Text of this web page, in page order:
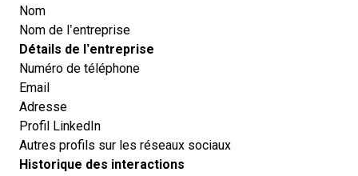
Nom
Nom de l’entreprise
Détails de l’entreprise
Numéro de téléphone
Email
Adresse
Profil LinkedIn
Autres profils sur les réseaux sociaux
Historique des interactions